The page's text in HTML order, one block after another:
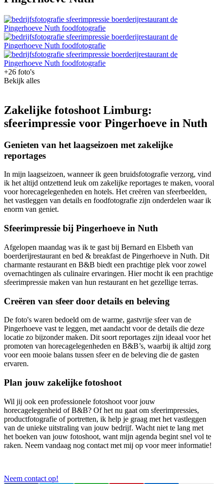
+26 foto's
Bekijk alles
Zakelijke fotoshoot Limburg:
sfeerimpressie voor Pingerhoeve in Nuth
Genieten van het laagseizoen met zakelijke
reportages
In mijn laagseizoen, wanneer ik geen bruidsfotografie verzorg, vind
ik het altijd ontzettend leuk om zakelijke reportages te maken, vooral
voor horecagelegenheden en hotels. Het creëren van sfeerbeelden,
het vastleggen van details en foodfotografie zijn onderdelen waar ik
enorm van geniet.
Sfeerimpressie bij Pingerhoeve in Nuth
Afgelopen maandag was ik te gast bij Bernard en Elsbeth van
boerderijrestaurant en bed & breakfast de Pingerhoeve in Nuth. Dit
charmante restaurant en B&B biedt een prachtige plek voor zowel
overnachtingen als culinaire ervaringen. Hier mocht ik een prachtige
sfeerimpressie maken van hun restaurant en het gezellige terras.
Creëren van sfeer door details en beleving
De foto's waren bedoeld om de warme, gastvrije sfeer van de
Pingerhoeve vast te leggen, met aandacht voor de details die deze
locatie zo bijzonder maken. Dit soort reportages zijn ideaal voor het
promoten van horecagelegenheden en B&B’s, waarbij ik altijd zorg
voor een mooie balans tussen sfeer en de beleving die de gasten
ervaren.
Plan jouw zakelijke fotoshoot
Wil jij ook een professionele fotoshoot voor jouw
horecagelegenheid of B&B? Of het nu gaat om sfeerimpressies,
productfotografie of portretten, ik help je graag met het vastleggen
van de unieke uitstraling van jouw bedrijf. Wacht niet te lang met
het boeken van jouw fotoshoot, want mijn agenda begint snel vol te
raken. Neem vandaag nog contact met mij op voor meer informatie!
Neem contact op!